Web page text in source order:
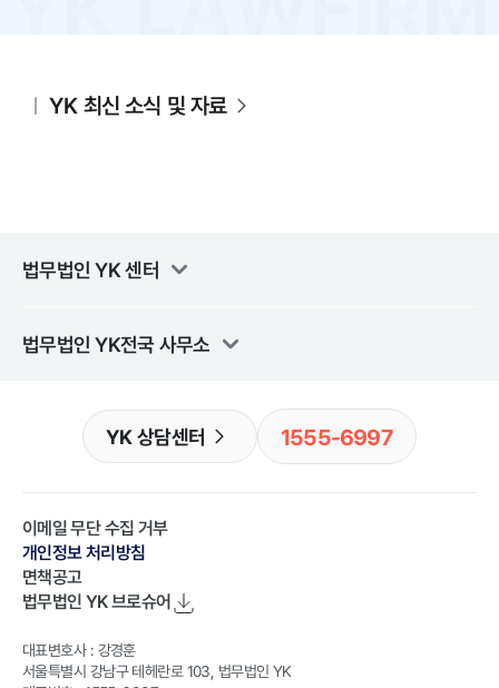
YK 최신 소식 및 자료
법무법인 YK센터
법무법인 YK전국 사무소
YK 상담센터 1555-6997
이메일 무단 수집 거부
개인정보 처리방침
면책공고
법무법인 YK브로슈어
대표변호사 : 강경훈
서울특별시 강남구 테헤란로 103, 법무법인 YK